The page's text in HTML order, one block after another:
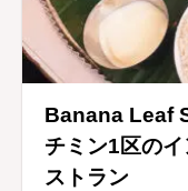
Banana Leaf
チミン1区の
ストラン